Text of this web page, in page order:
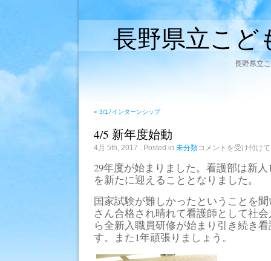
長野県立こど
長野県立
« 3/17インターンシップ
4/5 新年度始動
4月 5th, 2017 . Posted in 未分類4/5
新
度
始
動
コメントを受け付け
29年度が始まりました。看護部は新人
を新たに迎えることとなりました。
国家試験が難しかったということを
さん合格され晴れて看護師として社
ら全新入職員研修が始まり引き続き
す。また1年頑張りましょう。